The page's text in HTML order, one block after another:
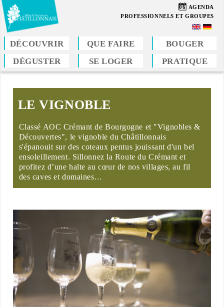
Aller
au
contenu
principal
06 AGENDA
PROFESSIONNELS ET GROUPES
DÉCOUVRIR QUE FAIRE
BOUGER
DÉGUSTER
SE LOGER PRATIQUE
Vous
êtes
LE VIGNOBLE
Classé AOC Crémant de Bourgogne et "Vignobles &
Découvertes", le vignoble du Châtillonnais
s'épanouit sur des coteaux pentus jouissant d'un bel
ensoleillement. Sillonnez la Route du Crémant et
profitez d’une halte au cœur de nos villages, au fil
des caves et domaines…